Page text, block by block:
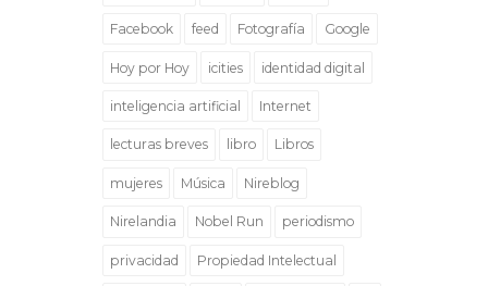
Facebook feed Fotografía Google
Hoy por Hoy icities identidad digital
inteligencia artificial Internet
lecturas breves libro Libros
mujeres Música Nireblog
Nirelandia Nobel Run periodismo
privacidad Propiedad Intelectual